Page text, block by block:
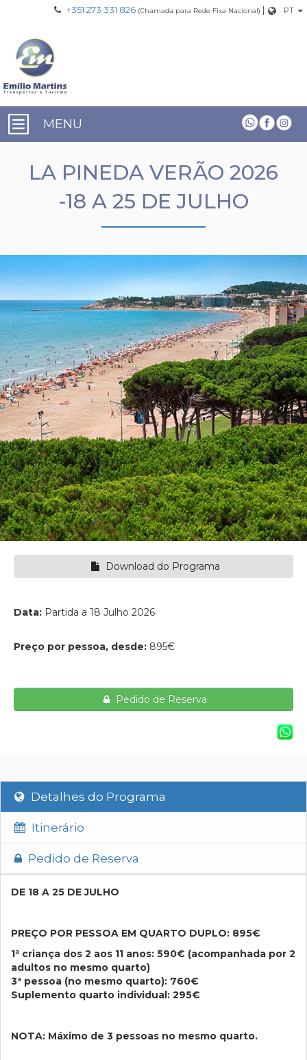
+351 273 331 826 (Chamada para Rede Fixa Nacional) | PT
MENU
LA PINEDA VERÃO 2026
-18 A 25 DE JULHO
Download do Programa
Data: Partida a 18 Julho 2026
Preço por pessoa, desde: 895€
Pedido de Reserva
Detalhes do Programa
Itinerário
Pedido de Reserva
DE 18 A 25 DE JULHO
PREÇO POR PESSOA EM QUARTO DUPLO: 895€
1ª criança dos 2 aos 11 anos: 590€ (acompanhada por 2
adultos no mesmo quarto)
3ª pessoa (no mesmo quarto): 760€
Suplemento quarto individual: 295€
NOTA: Máximo de 3 pessoas no mesmo quarto.